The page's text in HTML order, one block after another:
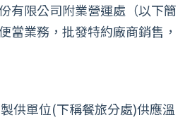
有限公司附業營運處（以下簡
當業務，批發特約廠商銷售，
供單位(下稱餐旅分處)供應溫